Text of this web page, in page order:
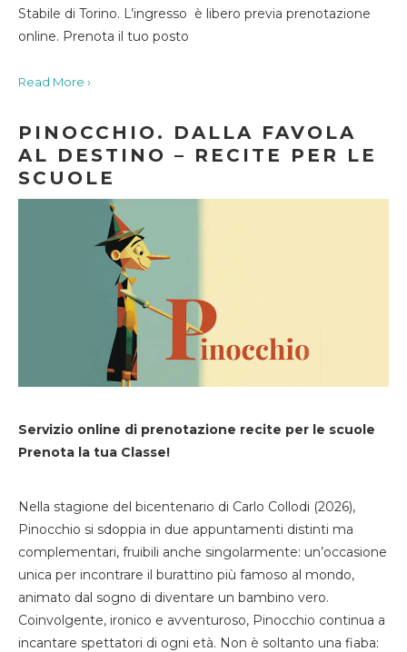
Stabile di Torino. L’ingresso è libero previa prenotazione
online. Prenota il tuo posto
Read More ›
PINOCCHIO. DALLA FAVOLA
AL DESTINO – RECITE PER LE
SCUOLE
Servizio online di prenotazione recite per le scuole
Prenota la tua Classe!
Nella stagione del bicentenario di Carlo Collodi (2026),
Pinocchio si sdoppia in due appuntamenti distinti ma
complementari, fruibili anche singolarmente: un’occasione
unica per incontrare il burattino più famoso al mondo,
animato dal sogno di diventare un bambino vero.
Coinvolgente, ironico e avventuroso, Pinocchio continua a
incantare spettatori di ogni età. Non è soltanto una fiaba: